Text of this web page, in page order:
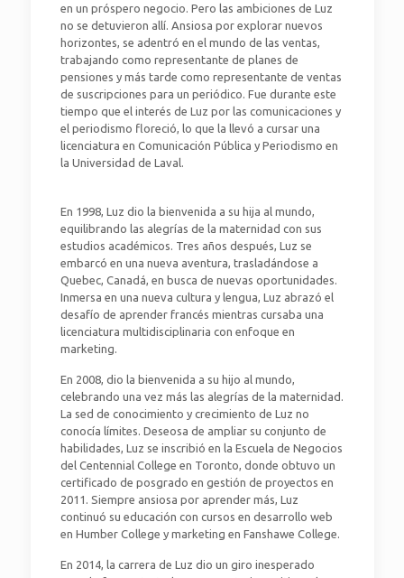
en un próspero negocio. Pero las ambiciones de Luz
no se detuvieron allí. Ansiosa por explorar nuevos
horizontes, se adentró en el mundo de las ventas,
trabajando como representante de planes de
pensiones y más tarde como representante de ventas
de suscripciones para un periódico. Fue durante este
tiempo que el interés de Luz por las comunicaciones y
el periodismo floreció, lo que la llevó a cursar una
licenciatura en Comunicación Pública y Periodismo en
la Universidad de Laval.
En 1998, Luz dio la bienvenida a su hija al mundo,
equilibrando las alegrías de la maternidad con sus
estudios académicos. Tres años después, Luz se
embarcó en una nueva aventura, trasladándose a
Quebec, Canadá, en busca de nuevas oportunidades.
Inmersa en una nueva cultura y lengua, Luz abrazó el
desafío de aprender francés mientras cursaba una
licenciatura multidisciplinaria con enfoque en
marketing.
En 2008, dio la bienvenida a su hijo al mundo,
celebrando una vez más las alegrías de la maternidad.
La sed de conocimiento y crecimiento de Luz no
conocía límites. Deseosa de ampliar su conjunto de
habilidades, Luz se inscribió en la Escuela de Negocios
del Centennial College en Toronto, donde obtuvo un
certificado de posgrado en gestión de proyectos en
2011. Siempre ansiosa por aprender más, Luz
continuó su educación con cursos en desarrollo web
en Humber College y marketing en Fanshawe College.
En 2014, la carrera de Luz dio un giro inesperado